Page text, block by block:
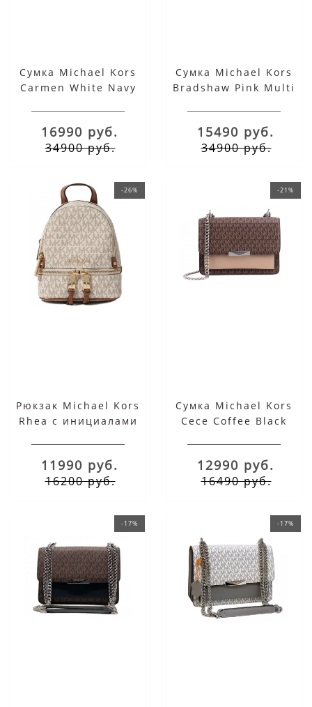
Сумка Michael Kors
Carmen White Navy
16990 руб.
34900 руб.
Сумка Michael Kors
Bradshaw Pink Multi
15490 руб.
34900 руб.
-26%
Рюкзак Michael Kors
Rhea с инициалами
11990 руб.
16200 руб.
-21%
Сумка Michael Kors
Cece Coffee Black
12990 руб.
16490 руб.
-17% -17%